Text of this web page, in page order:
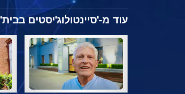
עוד מ-'סיינטולוג'יסטים בבית'